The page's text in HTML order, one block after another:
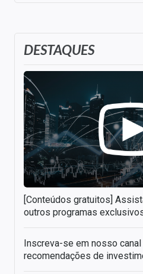
DESTAQUES
[Conteúdos gratuitos]
outros programas
Inscreva-se em nosso
recomendações de